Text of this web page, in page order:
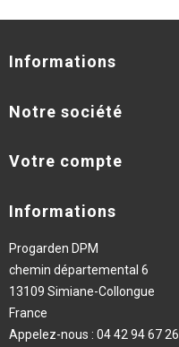
Informations
Notre société
Votre compte
Informations
Progarden DPM
chemin départemental 6
13109 Simiane-Collongue
France
Appelez-nous : 04 42 94 67 26